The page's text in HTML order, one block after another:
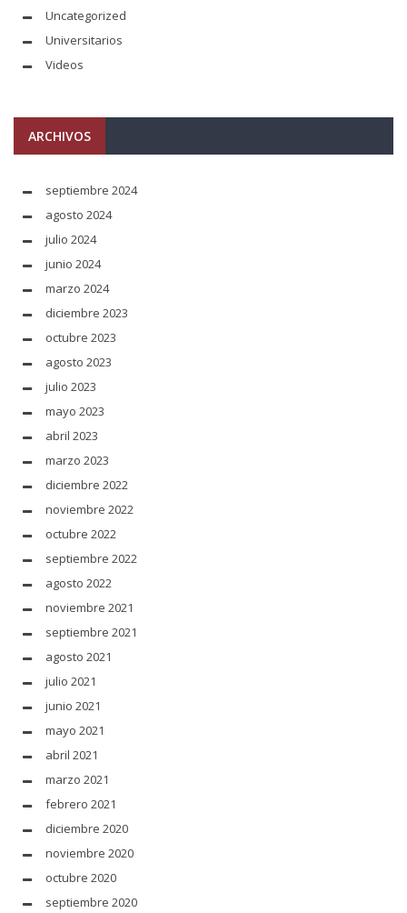
Uncategorized
Universitarios
Videos
ARCHIVOS
septiembre 2024
agosto 2024
julio 2024
junio 2024
marzo 2024
diciembre 2023
octubre 2023
agosto 2023
julio 2023
mayo 2023
abril 2023
marzo 2023
diciembre 2022
noviembre 2022
octubre 2022
septiembre 2022
agosto 2022
noviembre 2021
septiembre 2021
agosto 2021
julio 2021
junio 2021
mayo 2021
abril 2021
marzo 2021
febrero 2021
diciembre 2020
noviembre 2020
octubre 2020
septiembre 2020